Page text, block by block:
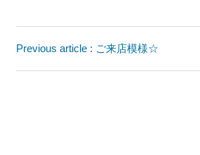
Previous article : ご来店模様☆